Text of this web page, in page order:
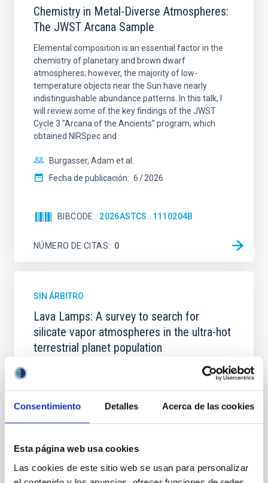
Consentimiento Detalles Acerca de las cookies
Esta página web usa cookies
Las cookies de este sitio web se usan para personalizar
Chemistry in Metal-Diverse Atmospheres:
The JWST Arcana Sample
Elemental composition is an essential factor in the
chemistry of planetary and brown dwarf
atmospheres; however, the majority of low-
temperature objects near the Sun have nearly
indistinguishable abundance patterns. In this talk, I
will review some of the key findings of the JWST
Cycle 3 "Arcana of the Ancients" program, which
obtained NIRSpec and
Burgasser, Adam et al.
Fecha de publicación: 6 2026
BIBCODE 2026ASTCS..1110204B
NÚMERO DE CITAS 0
SIN ÁRBITRO
Lava Lamps: A survey to search for
silicate vapor atmospheres in the ultra-hot
terrestrial planet population
Ultra-hot rocky exoplanets above 1700 K may
possess dayside temperatures that are hot enough
to have their surfaces vaporize and become a silicate
vapor atmosphere. Secondary eclipse thermal
single JWST MIRI/LRS secondary eclipses for 10
ultra-hot